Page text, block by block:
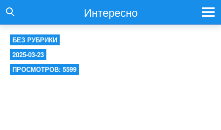
Интересно
БЕЗ РУБРИКИ
2025-03-23
ПРОСМОТРОВ: 5599